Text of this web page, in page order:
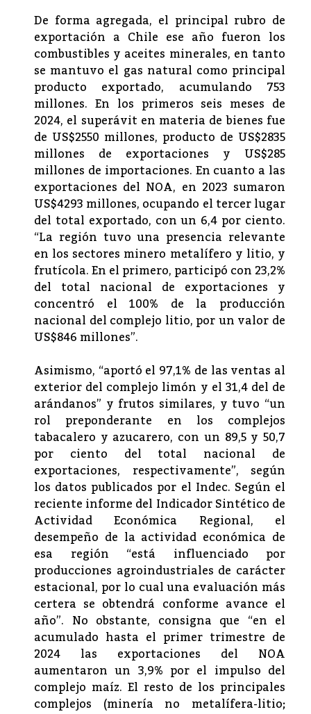
De forma agregada, el principal rubro de
exportación a Chile ese año fueron los
combustibles y aceites minerales, en tanto
se mantuvo el gas natural como principal
producto exportado, acumulando 753
millones. En los primeros seis meses de
2024, el superávit en materia de bienes fue
de US$2550 millones, producto de US$2835
millones de exportaciones y US$285
millones de importaciones. En cuanto a las
exportaciones del NOA, en 2023 sumaron
US$4293 millones, ocupando el tercer lugar
del total exportado, con un 6,4 por ciento.
“La región tuvo una presencia relevante
en los sectores minero metalífero y litio, y
frutícola. En el primero, participó con 23,2%
del total nacional de exportaciones y
concentró el 100% de la producción
nacional del complejo litio, por un valor de
US$846 millones”.
Asimismo, “aportó el 97,1% de las ventas al
exterior del complejo limón y el 31,4 del de
arándanos” y frutos similares, y tuvo “un
rol preponderante en los complejos
tabacalero y azucarero, con un 89,5 y 50,7
por ciento del total nacional de
exportaciones, respectivamente”, según
los datos publicados por el Indec. Según el
reciente informe del Indicador Sintético de
Actividad Económica Regional, el
desempeño de la actividad económica de
esa región “está influenciado por
producciones agroindustriales de carácter
estacional, por lo cual una evaluación más
certera se obtendrá conforme avance el
año”. No obstante, consigna que “en el
acumulado hasta el primer trimestre de
2024 las exportaciones del NOA
aumentaron un 3,9% por el impulso del
complejo maíz. El resto de los principales
complejos (minería no metalífera-litio;